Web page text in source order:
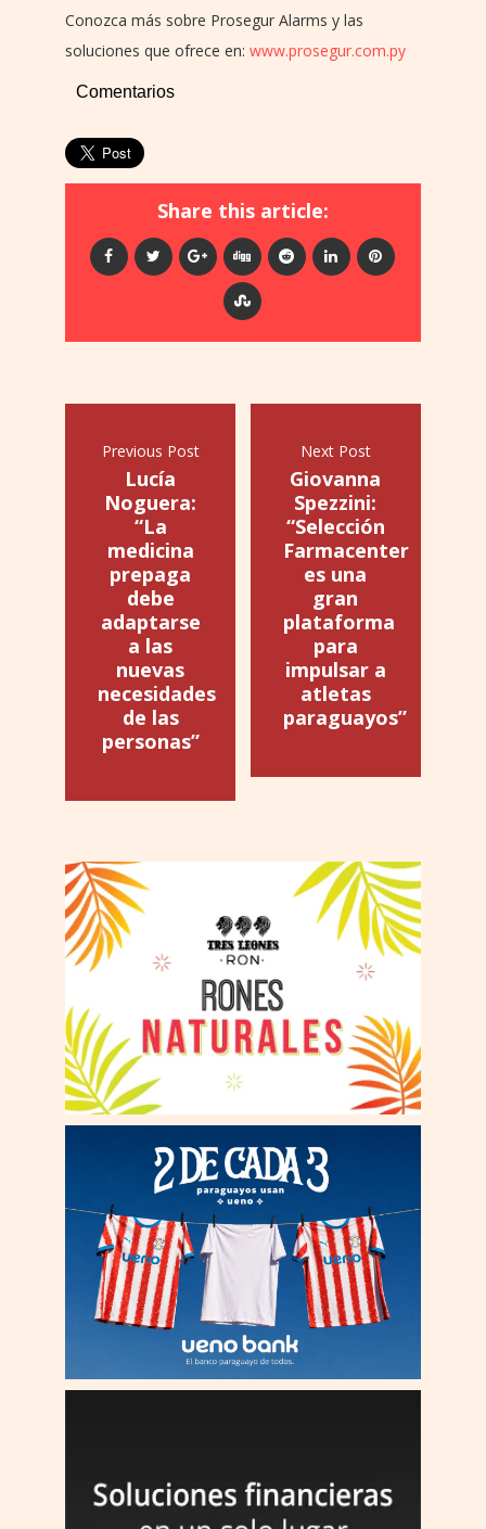
Conozca más sobre Prosegur Alarms y las
soluciones que ofrece en: www.prosegur.com.py
Comentarios
Share this article:
Previous Post
Lucía
Noguera:
“La
medicina
prepaga
debe
adaptarse
a las
nuevas
necesidades
de las
personas”
Next Post
Giovanna
Spezzini:
“Selección
Farmacenter
es una
gran
plataforma
para
impulsar a
atletas
paraguayos”